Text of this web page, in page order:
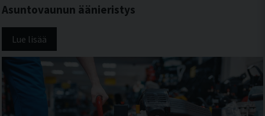
Asuntovaunun äänieristys
Lue lisää